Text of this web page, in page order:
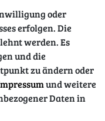
oder
erfolgen. Die
werden. Es
und die
zu ändern oder
und weitere
Daten in